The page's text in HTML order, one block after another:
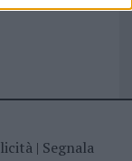
| Segnala